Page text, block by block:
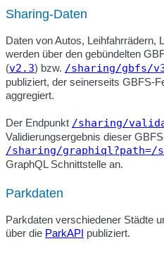
Sharing-Daten
Daten von Autos, Leihfahrrädern,
werden über den gebündelten
(v2.3) bzw. /sharing/gbfs/
publiziert, der seinerseits GBFS-
aggregiert.
Der Endpunkt /sharing/
Validierungsergebnis dieser
/sharing/graphiql?path=/
GraphQL Schnittstelle an.
Parkdaten
Parkdaten verschiedener Städte
über die ParkAPI publiziert.